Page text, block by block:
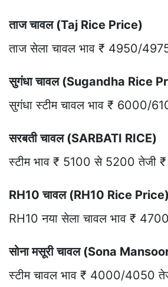
ताज चावल (Taj Rice Price)
ताज सेला चावल भाव ₹ 4950/
सुगंधा चावल (Sugandha Rice
सुगंधा स्टीम चावल भाव ₹ 6000/
सरबती चावल (SARBATI RICE)
स्टीम भाव ₹ 5100 से 5200 तेजी
RH10 चावल (RH10 Rice Price)
RH10 नया सेला चावल भाव ₹
सोना मसूरी चावल (Sona
स्टीम चावल भाव ₹ 4000/4050